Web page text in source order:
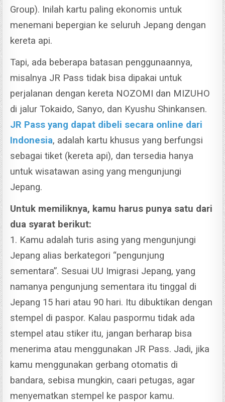
Group). Inilah kartu paling ekonomis untuk
menemani bepergian ke seluruh Jepang dengan
kereta api.
Tapi, ada beberapa batasan penggunaannya,
misalnya JR Pass tidak bisa dipakai untuk
perjalanan dengan kereta NOZOMI dan MIZUHO
di jalur Tokaido, Sanyo, dan Kyushu Shinkansen.
JR Pass yang dapat dibeli secara online dari
Indonesia, adalah kartu khusus yang berfungsi
sebagai tiket (kereta api), dan tersedia hanya
untuk wisatawan asing yang mengunjungi
Jepang.
Untuk memiliknya, kamu harus punya satu dari
dua syarat berikut:
1. Kamu adalah turis asing yang mengunjungi
Jepang alias berkategori “pengunjung
sementara”. Sesuai UU Imigrasi Jepang, yang
namanya pengunjung sementara itu tinggal di
Jepang 15 hari atau 90 hari. Itu dibuktikan dengan
stempel di paspor. Kalau paspormu tidak ada
stempel atau stiker itu, jangan berharap bisa
menerima atau menggunakan JR Pass. Jadi, jika
kamu menggunakan gerbang otomatis di
bandara, sebisa mungkin, caari petugas, agar
menyematkan stempel ke paspor kamu.